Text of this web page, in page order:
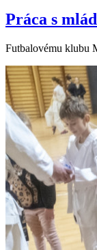
Práca s
Futbalovému klubu